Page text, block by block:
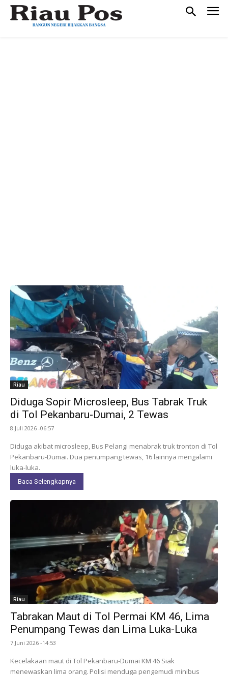
Riau
Diduga Sopir Microsleep, Bus Tabrak Truk
di Tol Pekanbaru-Dumai, 2 Tewas
8 Juli 2026 -06:57
Diduga akibat microsleep, Bus Pelangi menabrak truk tronton di Tol
Pekanbaru-Dumai. Dua penumpang tewas, 16 lainnya mengalami
luka-luka.
Baca Selengkapnya
Riau
Tabrakan Maut di Tol Permai KM 46, Lima
Penumpang Tewas dan Lima Luka-Luka
7 Juni 2026 -14:53
Kecelakaan maut di Tol Pekanbaru-Dumai KM 46 Siak
menewaskan lima orang. Polisi menduga pengemudi minibus